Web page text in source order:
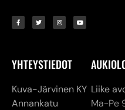
YHTEYSTIEDOT
Kuva-Järvinen KY
Annankatu
Liike
Ma-Pe